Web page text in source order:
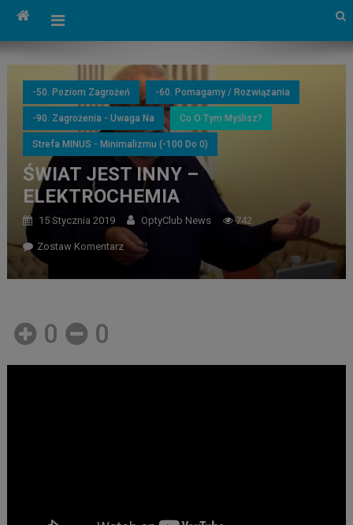
-50. Poziom Zagrożeń -60. Pomagamy / Rozwiązania
-90. Zagrożenia - Uwaga Na Co O Tym Myślisz?
Strefa MINUS - Minimalizmu (-100 Do 0)
ŚWIAT JEST INNY –
ELEKTROCHEMIA
15 Stycznia 2019 OptyClub News 742
Zostaw Komentarz
0 0